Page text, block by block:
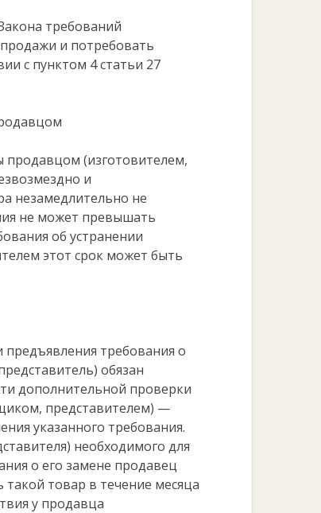
требований
и потребовать
с пунктом 4 статьи 27
продавцом (изготовителем,
и
незамедлительно не
не может превышать
об устранении
этот срок может быть
предъявления требования о
обязан
дополнительной проверки
представителем) —
указанного требования.
необходимого для
о его замене продавец
товар в течение месяца
у продавца